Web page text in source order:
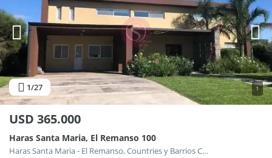
1/27 1
USD 365.000
Haras Santa Maria, El Remanso 100
Haras Santa Maria - El Remanso, Countries y Barrios Cerrados en Escobar